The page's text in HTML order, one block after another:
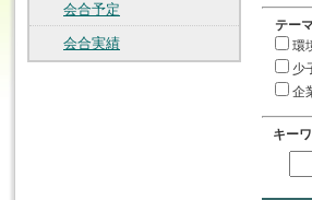
会合予定
会合実績
テー
環
少
企
キー